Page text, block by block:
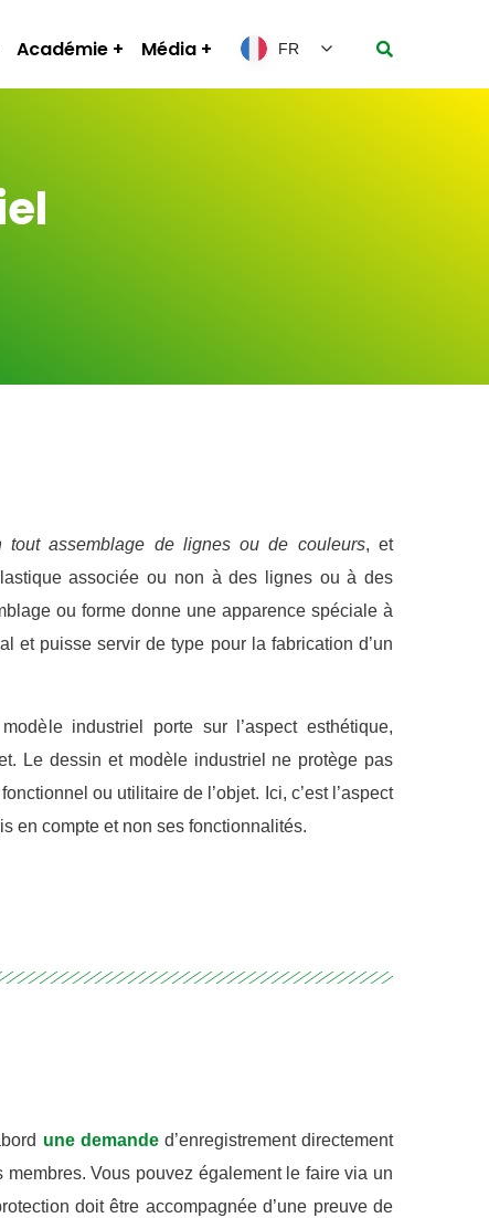
Académie Média FR
tout assemblage de lignes ou de couleurs, et
associée ou non à des lignes ou à des
ou forme donne une apparence spéciale à
et puisse servir de type pour la fabrication d’un
industriel porte sur l’aspect esthétique,
Le dessin et modèle industriel ne pro­tège pas
ou uti­litaire de l’objet. Ici, c’est l’aspect
en compte et non ses fonctionnalités.
une demanded’enregistrement directement
Vous pouvez également le faire via un
doit être accompagnée d’une preuve de